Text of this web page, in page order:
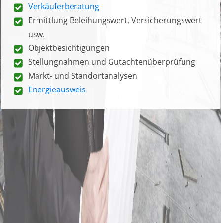
Verkäuferberatung
Ermittlung Beleihungswert, Versicherungswert
usw.
Objektbesichtigungen
Stellungnahmen und Gutachtenüberprüfung
Markt- und Standortanalysen
Energieausweis